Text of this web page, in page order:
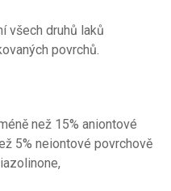
všech druhů laků
povrchů.
než 15% aniontové
5% neiontové povrchově